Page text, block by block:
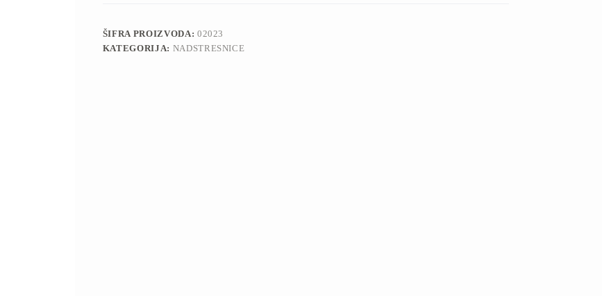
ŠIFRA PROIZVODA: 02023
KATEGORIJA: NADSTRESNICE